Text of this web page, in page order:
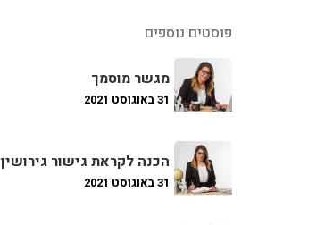
פוסטים נוספים
מגשר מוסמך
31 באוגוסט 2021
הכנה לקראת גישור גירושין
31 באוגוסט 2021